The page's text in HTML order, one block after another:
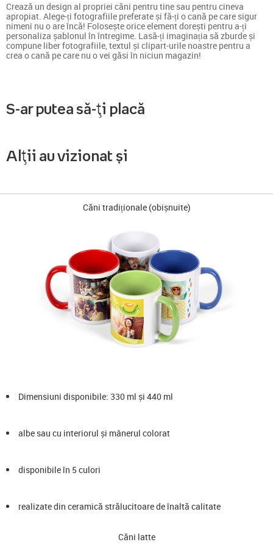
Crează un design al propriei căni pentru tine sau pentru cineva
apropiat. Alege-ți fotografiile preferate și fă-ți o cană pe care sigur
nimeni nu o are încă! Folosește orice element dorești pentru a-ți
personaliza șablonul în întregime. Lasă-ți imaginația să zburde și
compune liber fotografiile, textul și clipart-urile noastre pentru a
crea o cană pe care nu o vei găsi în niciun magazin!
S-ar putea să-ți placă
Alții au vizionat și
Căni tradiționale (obișnuite)
Dimensiuni disponibile: 330 ml și 440 ml
albe sau cu interiorul și mânerul colorat
disponibile în 5 culori
realizate din ceramică strălucitoare de înaltă calitate
Căni latte